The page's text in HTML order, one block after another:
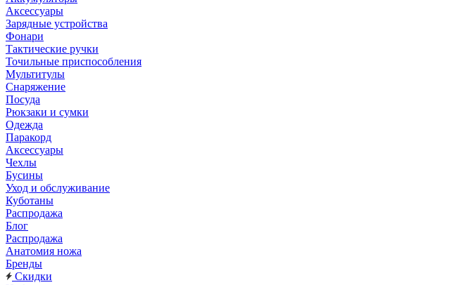
Аксессуары
Зарядные устройства
Фонари
Тактические ручки
Точильные приспособления
Мультитулы
Снаряжение
Посуда
Рюкзаки и сумки
Одежда
Паракорд
Аксессуары
Чехлы
Бусины
Уход и обслуживание
Куботаны
Распродажа
Блог
Распродажа
Анатомия ножа
Бренды
Скидки